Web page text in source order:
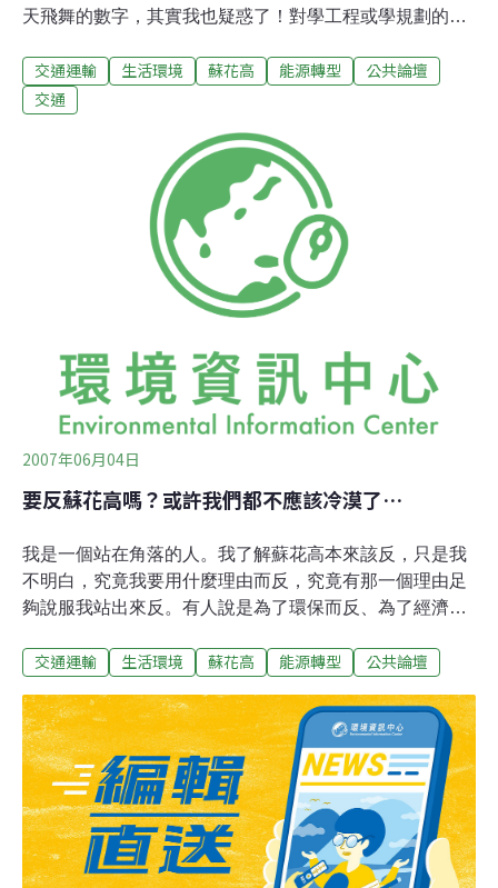
天飛舞的數字，其實我也疑惑了！對學工程或學規劃的人
估，在交通界都有一套評估基準。數字可以協助決策，當
然也可以拿來當作拒絕傾聽的武器……接下來的數據，是
算的一些心得分享。數字不是絕對，所以歡迎各位有疑義
者可以討論或發表自己的看法。【事故統計】蘇花公路 =
危險公路？？蔡堆部長在日前曾提到：「民國90至95年蘇
澳至花蓮市北郊路段發生死亡交通事故133件、142人死
亡，38人受傷，蘇花公路的死亡率、肇事率分別為西部高
速公路的13倍、16倍。」
交通運輸 生活環境 蘇花高 能源轉型
公共論壇
交通
2007年06月04日
要反蘇花高嗎？或許我們都不應該冷漠了…
我是一個站在角落的人。我了解蘇花高本來該反，只是我
不明白，究竟我要用什麼理由而反，究竟有那一個理由足
夠說服我站出來反。有人說是為了環保而反、為了經濟而
多人而言是非常強烈的動機，但這攸關永續的議題與關
只看到了現在的生活，因為…蘇花高還沒蓋… 它還沒影響
到我…而也影響不到我…因為我只是個花蓮的過客…我是
個學生…從外地來的學生…我自私的想著…花蓮人當地人
都不關心自己的土地了…我關心它做什麼…花蓮當地人都
不關心自己的土地嗎？我的雙眼或許被蒙蔽了，但是我很
清楚的看到了2007年5 月3日，花蓮的鄉親們搭著150輛的
遊覽車浩浩湯湯的從花蓮到台北要進行遊行，進行什麼遊
交通運輸 生活環境 蘇花高 能源轉型 公共論壇